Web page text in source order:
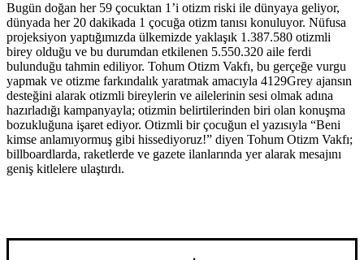
Bugün doğan her 59 çocuktan 1’i otizm riski ile dünyaya geliyor,
dünyada her 20 dakikada 1 çocuğa otizm tanısı konuluyor. Nüfusa
projeksiyon yaptığımızda ülkemizde yaklaşık 1.387.580 otizmli
birey olduğu ve bu durumdan etkilenen 5.550.320 aile ferdi
bulunduğu tahmin ediliyor. Tohum Otizm Vakfı, bu gerçeğe vurgu
yapmak ve otizme farkındalık yaratmak amacıyla 4129Grey ajansın
desteğini alarak otizmli bireylerin ve ailelerinin sesi olmak adına
hazırladığı kampanyayla; otizmin belirtilerinden biri olan konuşma
bozukluğuna işaret ediyor. Otizmli bir çocuğun el yazısıyla “Beni
kimse anlamıyormuş gibi hissediyoruz!” diyen Tohum Otizm Vakfı;
billboardlarda, raketlerde ve gazete ilanlarında yer alarak mesajını
geniş kitlelere ulaştırdı.